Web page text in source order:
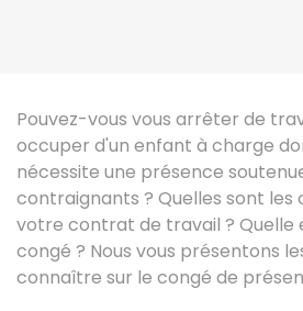
Pouvez-vous vous arrêter de
occuper d'un enfant à charge
nécessite une présence
contraignants ? Quelles sont les
votre contrat de travail ? Quelle
congé ? Nous vous présentons
connaître sur le congé de